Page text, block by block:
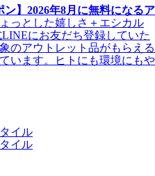
】2026年8月に無料になるア
っとした嬉しさ＋エシカル
にお友だち登録していた
のアウトレット品がもらえる
います。ヒトにも環境にもや
イル
イル